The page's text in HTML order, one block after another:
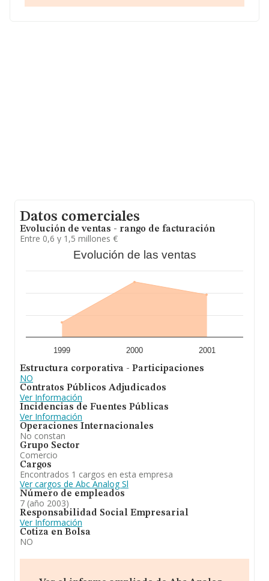
Datos comerciales
Evolución de ventas - rango de facturación
Entre 0,6 y 1,5 millones €
Evolución de las ventas
1999 2000 2001
Estructura corporativa - Participaciones
NO
Contratos Públicos Adjudicados
Ver Información
Incidencias de Fuentes Públicas
Ver Información
Operaciones Internacionales
No constan
Grupo Sector
Comercio
Cargos
Encontrados 1 cargos en esta empresa
Ver cargos de Abc Analog Sl
Número de empleados
7 (año 2003)
Responsabilidad Social Empresarial
Ver Información
Cotiza en Bolsa
NO